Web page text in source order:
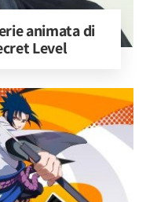
animata di
Level